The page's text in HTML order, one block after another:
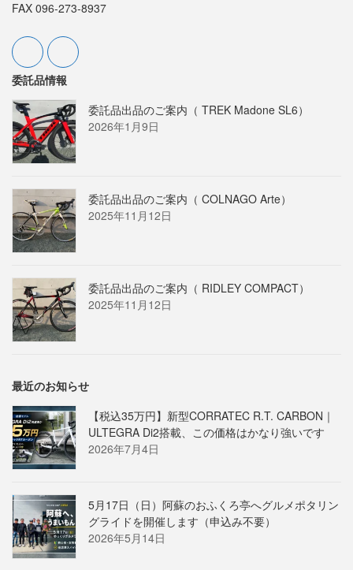
FAX 096-273-8937
委託品情報
委託品出品のご案内（ TREK Madone SL6）
2026年1月9日
委託品出品のご案内（ COLNAGO Arte）
2025年11月12日
委託品出品のご案内（ RIDLEY COMPACT）
2025年11月12日
最近のお知らせ
【税込35万円】新型CORRATEC R.T. CARBON｜
ULTEGRA Di2搭載、この価格はかなり強いです
2026年7月4日
5月17日（日）阿蘇のおふくろ亭へグルメポタリン
グライドを開催します（申込み不要）
2026年5月14日